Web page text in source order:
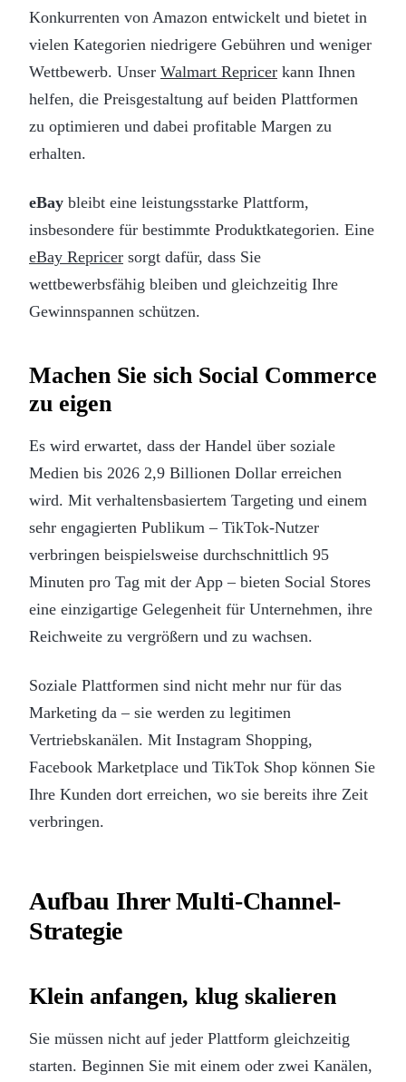
Konkurrenten von Amazon entwickelt und bietet in
vielen Kategorien niedrigere Gebühren und weniger
Wettbewerb. Unser Walmart Repricer kann Ihnen
helfen, die Preisgestaltung auf beiden Plattformen
zu optimieren und dabei profitable Margen zu
erhalten.
eBay bleibt eine leistungsstarke Plattform,
insbesondere für bestimmte Produktkategorien. Eine
eBay Repricer sorgt dafür, dass Sie
wettbewerbsfähig bleiben und gleichzeitig Ihre
Gewinnspannen schützen.
Machen Sie sich Social Commerce
zu eigen
Es wird erwartet, dass der Handel über soziale
Medien bis 2026 2,9 Billionen Dollar erreichen
wird. Mit verhaltensbasiertem Targeting und einem
sehr engagierten Publikum – TikTok-Nutzer
verbringen beispielsweise durchschnittlich 95
Minuten pro Tag mit der App – bieten Social Stores
eine einzigartige Gelegenheit für Unternehmen, ihre
Reichweite zu vergrößern und zu wachsen.
Soziale Plattformen sind nicht mehr nur für das
Marketing da – sie werden zu legitimen
Vertriebskanälen. Mit Instagram Shopping,
Facebook Marketplace und TikTok Shop können Sie
Ihre Kunden dort erreichen, wo sie bereits ihre Zeit
verbringen.
Aufbau Ihrer Multi-Channel-
Strategie
Klein anfangen, klug skalieren
Sie müssen nicht auf jeder Plattform gleichzeitig
starten. Beginnen Sie mit einem oder zwei Kanälen,